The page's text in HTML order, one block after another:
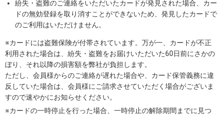
紛失・盗難のご連絡をいただいたカードが発見された場合、カー
ドの無効登録を取り消すことができないため、発見したカードで
のご利用はいただけません。
※カードには盗難保険が付帯されています。万が一、カードが不正
利用された場合は、紛失・盗難をお届けいただいた60日前にさかの
ぼり、それ以降の損害額を弊社が負担します。
ただし、会員様からのご連絡が遅れた場合や、カード保管義務に違
反していた場合は、会員様にご請求させていただく場合がございま
すので速やかにお知らせください。
※カードの一時停止を行った場合、一時停止の解除期間までに見つ